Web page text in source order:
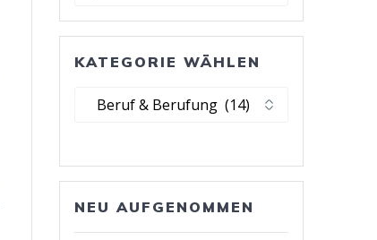
KATEGORIE WÄHLEN
Kategorie
NEU AUFGENOMMEN